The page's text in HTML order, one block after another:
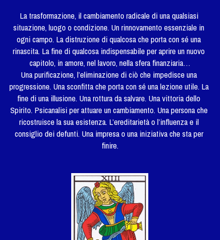
La trasformazione, il cambiamento radicale di una qualsiasi
situazione, luogo o condizione. Un rinnovamento essenziale in
ogni campo. La distruzione di qualcosa che porta con sé una
rinascita. La fine di qualcosa indispensabile per aprire un nuovo
capitolo, in amore, nel lavoro, nella sfera finanziaria…
Una purificazione, l’eliminazione di ciò che impedisce una
progressione. Una sconfitta che porta con sé una lezione utile. La
fine di una illusione. Una rottura da salvare. Una vittoria dello
Spirito. Psicanalisi per attuare un cambiamento. Una persona che
ricostruisce la sua esistenza. L’ereditarietà o l’influenza e il
consiglio dei defunti. Una impresa o una iniziativa che sta per
finire.